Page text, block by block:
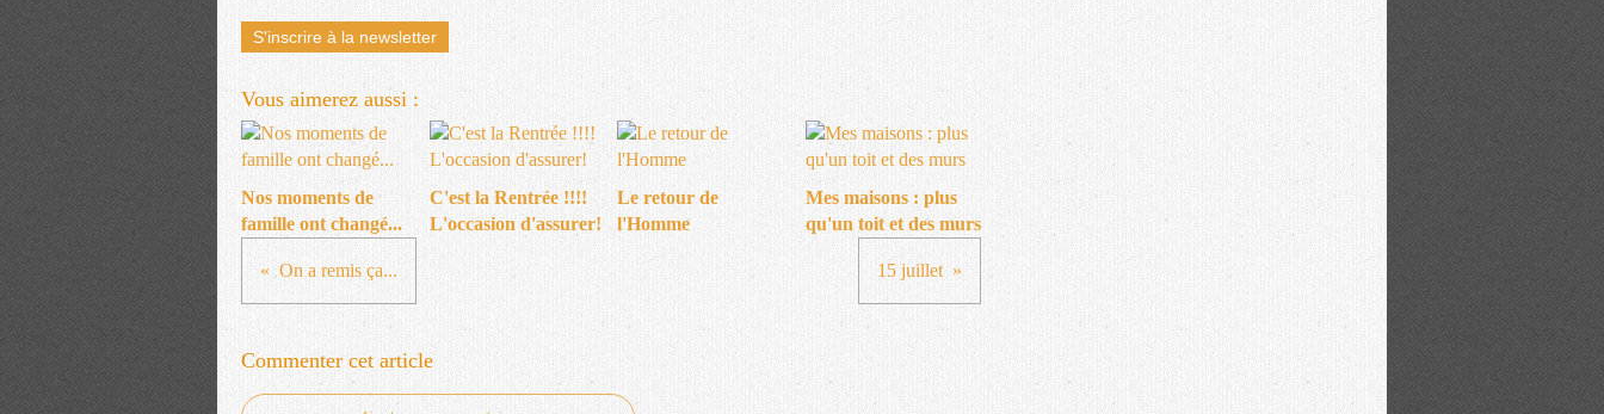
S'inscrire à la newsletter
Vous aimerez aussi :
Nos moments de
famille ont changé...
C'est la Rentrée !!!!
L'occasion d'assurer!
Le retour de
l'Homme
Mes maisons : plus
qu'un toit et des murs
On a remis ça... 15 juillet
Commenter cet article